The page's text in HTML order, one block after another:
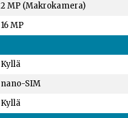
2 MP (Makrokamera)
16 MP
Kyllä
nano-SIM
Kyllä